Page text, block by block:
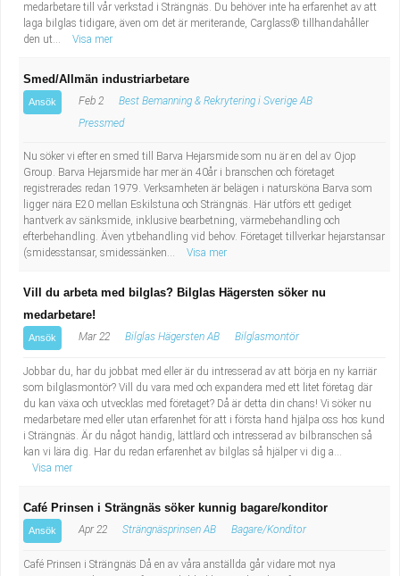
medarbetare till vår verkstad i Strängnäs. Du behöver inte ha erfarenhet av att
laga bilglas tidigare, även om det är meriterande, Carglass® tillhandahåller
den ut...
Visa mer
Smed/Allmän industriarbetare
Ansök Feb 2
Best Bemanning & Rekrytering i Sverige AB
Pressmed
Nu söker vi efter en smed till Barva Hejarsmide som nu är en del av Ojop
Group. Barva Hejarsmide har mer än 40år i branschen och företaget
registrerades redan 1979. Verksamheten är belägen i natursköna Barva som
ligger nära E20 mellan Eskilstuna och Strängnäs. Här utförs ett gediget
hantverk av sänksmide, inklusive bearbetning, värmebehandling och
efterbehandling. Även ytbehandling vid behov. Företaget tillverkar hejarstansar
(smidesstansar, smidessänken...
Visa mer
Vill du arbeta med bilglas? Bilglas Hägersten söker nu
medarbetare!
Ansök Mar 22 Bilglas Hägersten AB Bilglasmontör
Jobbar du, har du jobbat med eller är du intresserad av att börja en ny karriär
som bilglasmontör? Vill du vara med och expandera med ett litet företag där
du kan växa och utvecklas med företaget? Då är detta din chans! Vi söker nu
medarbetare med eller utan erfarenhet för att i första hand hjälpa oss hos kund
i Strängnäs. Är du något händig, lättlärd och intresserad av bilbranschen så
kan vi lära dig. Har du redan erfarenhet av bilglas så hjälper vi dig a...
Visa mer
Café Prinsen i Strängnäs söker kunnig bagare/konditor
Ansök Apr 22 Strängnäsprinsen AB Bagare/Konditor
Café Prinsen i Strängnäs Då en av våra anställda går vidare mot nya